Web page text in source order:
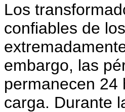
Los
confiables de
embargo, las
permanecen 24
carga. Durante